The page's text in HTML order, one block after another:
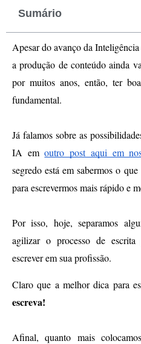
Sumário
Apesar do avanço da
a produção de conteúdo ainda
por muitos anos, então, ter
fundamental.
Já falamos sobre as
IA em outro post aqui em
segredo está em sabermos o
para escrevermos mais rápido e
Por isso, hoje, separamos
agilizar o processo de
escrever em sua profissão.
escreva!
Afinal, quanto mais